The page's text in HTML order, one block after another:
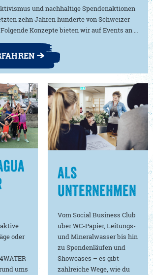
und nachhaltige Spendenaktionen
zehn Jahren hunderte von Schweizer
Konzepte bieten wir auf Events an …
oder
ums
ALS
UNTERNEHMEN
Vom Social Business Club
über WC-Papier, Leitungs-
und Mineralwasser bis hin
zu Spendenläufen und
Showcases – es gibt
zahlreiche Wege, wie du